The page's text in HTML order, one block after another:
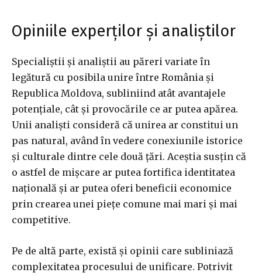
Opiniile experților și analiștilor
Specialiștii și analiștii au păreri variate în
legătură cu posibila unire între România și
Republica Moldova, subliniind atât avantajele
potențiale, cât și provocările ce ar putea apărea.
Unii analiști consideră că unirea ar constitui un
pas natural, având în vedere conexiunile istorice
și culturale dintre cele două țări. Aceștia susțin că
o astfel de mișcare ar putea fortifica identitatea
națională și ar putea oferi beneficii economice
prin crearea unei piețe comune mai mari și mai
competitive.
Pe de altă parte, există și opinii care subliniază
complexitatea procesului de unificare. Potrivit